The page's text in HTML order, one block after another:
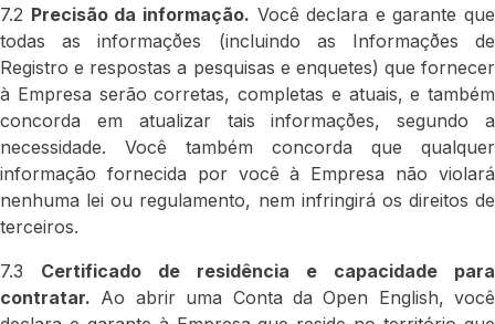
7.2 Precisão da informação. Você declara e garante que
todas as informaçðes (incluindo as Informaçðes de
Registro e respostas a pesquisas e enquetes) que fornecer
à Empresa serão corretas, completas e atuais, e também
concorda em atualizar tais informaçðes, segundo a
necessidade. Você também concorda que qualquer
informação fornecida por você à Empresa não violará
nenhuma lei ou regulamento, nem infringirá os direitos de
terceiros.
7.3 Certificado de residência e capacidade para
contratar. Ao abrir uma Conta da Open English, você